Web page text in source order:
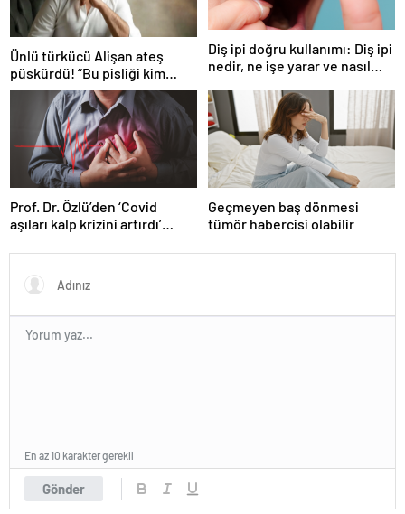
Ünlü türkücü Alişan ateş
püskürdü! “Bu pisliği kim
yaptıysa ortaya çıkacak!”
Diş ipi doğru kullanımı: Diş ipi
nedir, ne işe yarar ve nasıl
Prof. Dr. Özlü’den ‘Covid
aşıları kalp krizini artırdı’
Geçmeyen baş dönmesi
tümör habercisi olabilir
Gönder
En az 10 karakter gerekli